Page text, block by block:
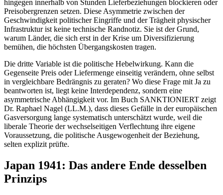
hingegen innerhalb von Stunden Lieferbeziehungen blockieren oder
Preisobergrenzen setzen. Diese Asymmetrie zwischen der
Geschwindigkeit politischer Eingriffe und der Trägheit physischer
Infrastruktur ist keine technische Randnotiz. Sie ist der Grund,
warum Länder, die sich erst in der Krise um Diversifizierung
bemühen, die höchsten Übergangskosten tragen.
Die dritte Variable ist die politische Hebelwirkung. Kann die
Gegenseite Preis oder Liefermenge einseitig verändern, ohne selbst
in vergleichbare Bedrängnis zu geraten? Wo diese Frage mit Ja zu
beantworten ist, liegt keine Interdependenz, sondern eine
asymmetrische Abhängigkeit vor. Im Buch SANKTIONIERT zeigt
Dr. Raphael Nagel (LL.M.), dass dieses Gefälle in der europäischen
Gasversorgung lange systematisch unterschätzt wurde, weil die
liberale Theorie der wechselseitigen Verflechtung ihre eigene
Voraussetzung, die politische Ausgewogenheit der Beziehung,
selten explizit prüfte.
Japan 1941: Das andere Ende desselben
Prinzips